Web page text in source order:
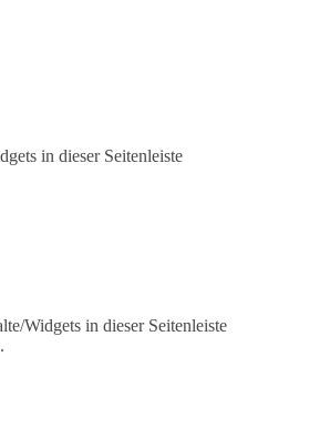
in dieser Seitenleiste
Widgets in dieser Seitenleiste